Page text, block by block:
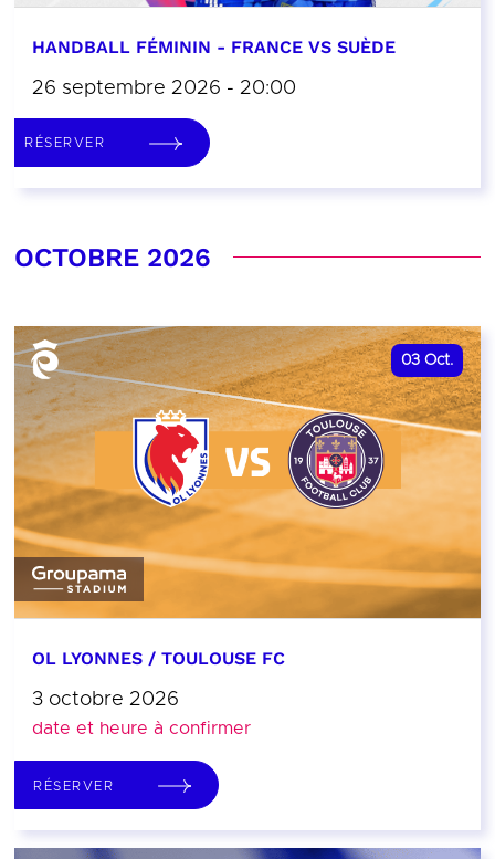
HANDBALL FÉMININ - FRANCE VS SUÈDE
26 septembre 2026 - 20:00
RÉSERVER
OCTOBRE 2026
03 Oct.
OL LYONNES / TOULOUSE FC
3 octobre 2026
date et heure à confirmer
RÉSERVER